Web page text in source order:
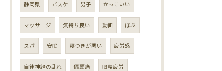
静岡県 バスケ 男子 かっこいい
マッサージ 気持ち良い 動画 ぼぶ
スパ 安眠 寝つきが悪い 疲労感
自律神経の乱れ 偏頭痛 眼精疲労